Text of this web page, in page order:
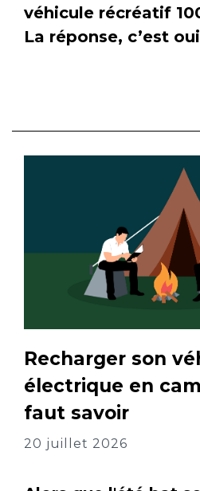
véhicule récréatif
La réponse, c’est
Recharger son
électrique en
faut savoir
20 juillet 2026